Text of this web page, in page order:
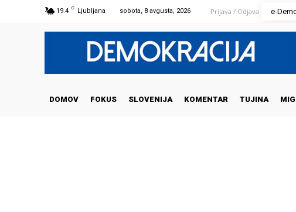
19.4 C Ljubljana sobota, 8 avgusta, 2026 Prijava / Odjava e-
DOMOV FOKUS SLOVENIJA KOMENTAR TUJINA